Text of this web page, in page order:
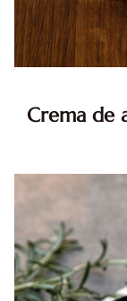
Crema de